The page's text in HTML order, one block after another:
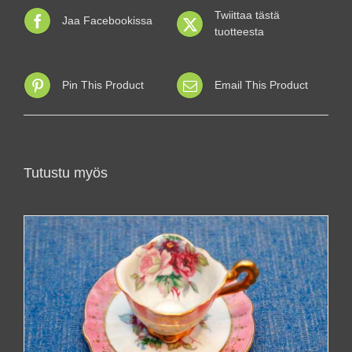
Jaa Facebookissa
Twiittaa tästä
tuotteesta
Pin This Product Email This Product
Tutustu myös